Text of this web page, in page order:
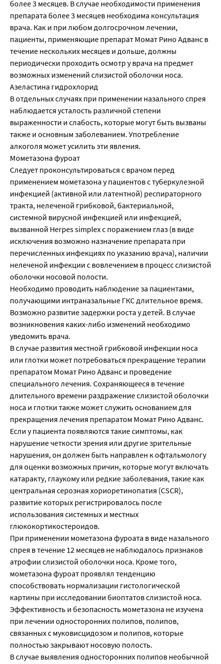
более 3 месяцев. В случае необходимости применения
препарата более 3 месяцев необходима консультация
врача. Как и при любом долгосрочном лечении,
пациенты, применяющие препарат Момат Рино Адванс в
течение нескольких месяцев и дольше, должны
периодически проходить осмотр у врача на предмет
возможных изменений слизистой оболочки носа.
Азеластина гидрохлорид
В отдельных случаях при применении назального спрея
наблюдается усталость различной степени
выраженности и слабость, которые могут быть вызваны
также и основным заболеванием. Употребление
алкоголя может усилить эти явления.
Мометазона фуроат
Следует проконсультироваться с врачом перед
применением мометазона у пациентов с туберкулезной
инфекцией (активной или латентной) респираторного
тракта, нелеченой грибковой, бактериальной,
системной вирусной инфекцией или инфекцией,
вызванной Herpes simplex с поражением глаз (в виде
исключения возможно назначение препарата при
перечисленных инфекциях по указанию врача), наличии
нелеченой инфекции с вовлечением в процесс слизистой
оболочки носовой полости.
Необходимо проводить наблюдение за пациентами,
получающими интраназальные ГКС длительное время.
Возможно развитие задержки роста у детей. В случае
возникновения каких-либо изменений необходимо
уведомить врача.
В случае развития местной грибковой инфекции носа
или глотки может потребоваться прекращение терапии
препаратом Момат Рино Адванс и проведение
специального лечения. Сохраняющееся в течение
длительного времени раздражение слизистой оболочки
носа и глотки также может служить основанием для
прекращения лечения препаратом Момат Рино Адванс.
Если у пациента появляются такие симптомы, как
нарушение четкости зрения или другие зрительные
нарушения, он должен быть направлен к офтальмологу
для оценки возможных причин, которые могут включать
катаракту, глаукому или редкие заболевания, такие как
центральная серозная хориоретинопатия (CSCR),
развитие которых регистрировалось после
использования системных и местных
глюкокортикостероидов.
При применении мометазона фуроата в виде назального
спрея в течение 12 месяцев не наблюдалось признаков
атрофии слизистой оболочки носа. Кроме того,
мометазона фуроат проявлял тенденцию
способствовать нормализации гистологической
картины при исследовании биоптатов слизистой носа.
Эффективность и безопасность мометазона не изучена
при лечении односторонних полипов, полипов,
связанных с муковисцидозом и полипов, которые
полностью закрывают носовую полость.
В случае выявления односторонних полипов необычной